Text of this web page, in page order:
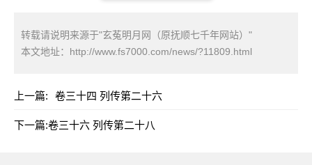
转载请说明来源于"玄菟明月网（原抚顺七千年网站）"
本文地址： http://www.fs7000.com/news/?11809.html
上一篇: 卷三十四 列传第二十六
下一篇:卷三十六 列传第二十八